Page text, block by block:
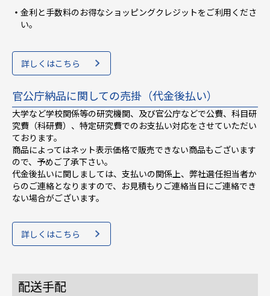
金利と手数料のお得なショッピングクレジットをご利用くださ
い。
詳しくはこちら
官公庁納品に関しての売掛（代金後払い）
大学など学校関係等の研究機関、及び官公庁などで公費、科目研
究費（科研費）、特定研究費でのお支払い対応をさせていただい
ております。
商品によってはネット表示価格で販売できない商品もございます
ので、予めご了承下さい。
代金後払いに関しましては、支払いの関係上、弊社選任担当者か
らのご連絡となりますので、お見積もりご連絡当日にご連絡でき
ない場合がございます。
詳しくはこちら
配送手配